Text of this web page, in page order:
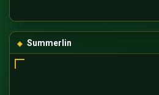
Summerlin